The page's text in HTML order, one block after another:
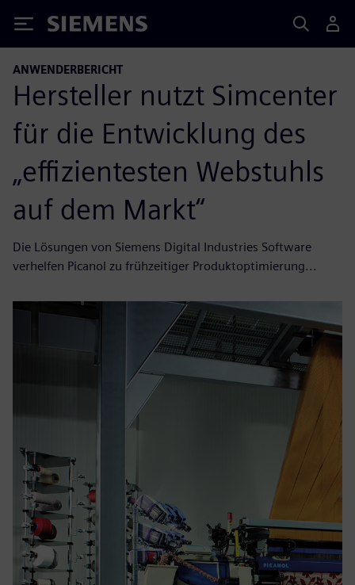
Siemens
ANWENDERBERICHT
Hersteller nutzt Simcenter
für die Entwicklung des
„effizientesten Webstuhls
auf dem Markt“
Die Lösungen von Siemens Digital Industries Software
verhelfen Picanol zu frühzeitiger Produktoptimierung...